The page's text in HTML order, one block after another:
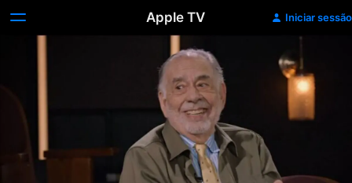
Apple TV Iniciar sessão